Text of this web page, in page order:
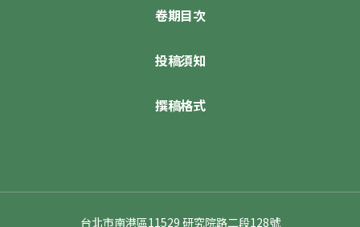
卷期目次
投稿須知
撰稿格式
台北市南港區11529 研究院路二段128號